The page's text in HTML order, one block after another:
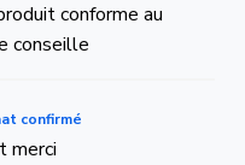
conforme au
conseille
confirmé
merci